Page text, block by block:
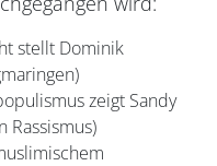
stellt Dominik
zeigt Sandy
Rassismus)